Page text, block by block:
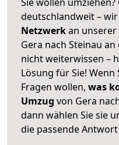
deutschlandweit –
Netzwerkan unserer
Gera nach Steinau
nicht weiterwissen –
Lösung für Sie!
Fragen wollen, was
Umzug von Gera
dann wählen Sie sie
die passende